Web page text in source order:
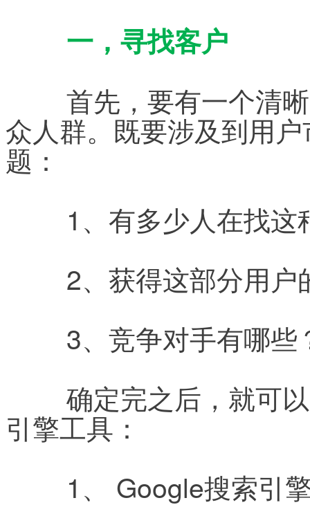
一，寻找客户
众人群。既要涉及到用
题：
1、有多少人在找
2、获得这部分用
3、竞争对手有哪些
引擎工具：
1、 Google搜索引